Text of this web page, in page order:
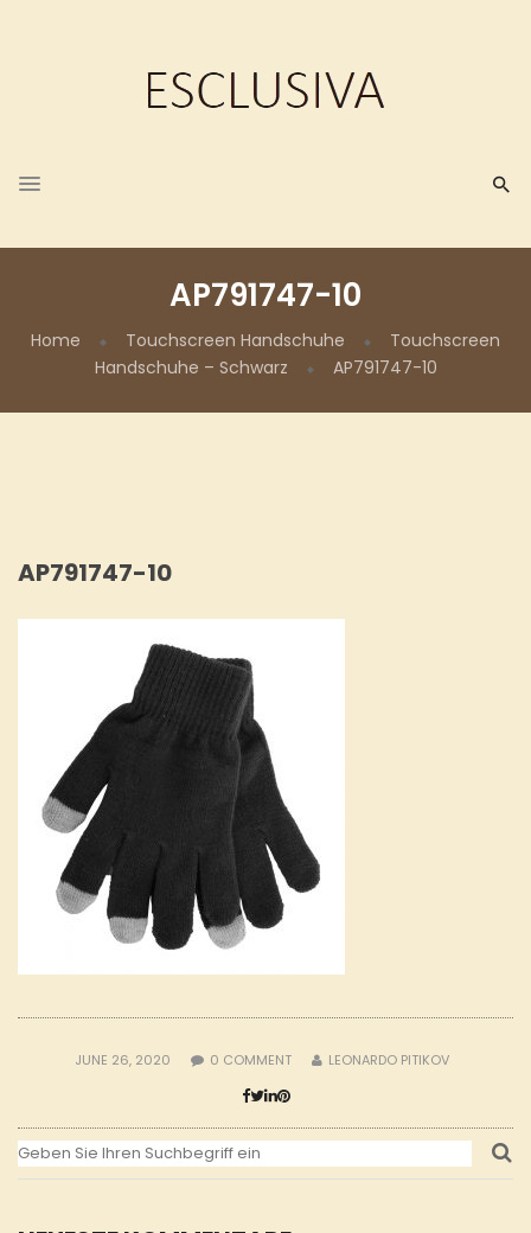
AP791747-10
Home Touchscreen Handschuhe
Touchscreen
Handschuhe – Schwarz
AP791747-10
AP791747-10
JUNE 26, 2020 0 COMMENT LEONARDO PITIKOV